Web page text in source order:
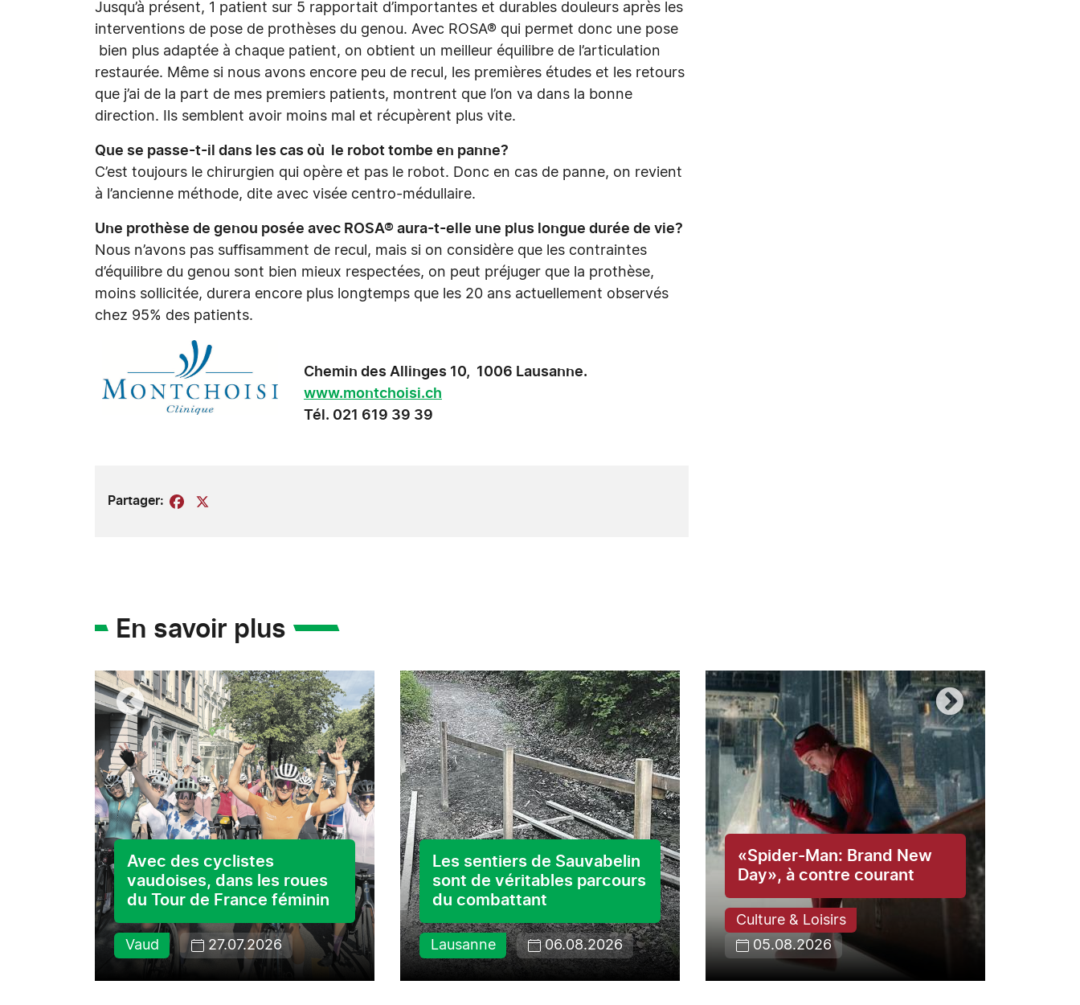
Jusqu’à présent, 1 patient sur 5 rapportait d’importantes et durables douleurs après les
interventions de pose de prothèses du genou. Avec ROSA® qui permet donc une pose
bien plus adaptée à chaque patient, on obtient un meilleur équilibre de l’articulation
restaurée. Même si nous avons encore peu de recul, les premières études et les retours
que j’ai de la part de mes premiers patients, montrent que l’on va dans la bonne
direction. Ils semblent avoir moins mal et récupèrent plus vite.
Que se passe-t-il dans les cas où le robot tombe en panne?
C’est toujours le chirurgien qui opère et pas le robot. Donc en cas de panne, on revient
à l’ancienne méthode, dite avec visée centro-médullaire.
Une prothèse de genou posée avec ROSA® aura-t-elle une plus longue durée de vie?
Nous n’avons pas suffisamment de recul, mais si on considère que les contraintes
d’équilibre du genou sont bien mieux respectées, on peut préjuger que la prothèse,
moins sollicitée, durera encore plus longtemps que les 20 ans actuellement observés
chez 95% des patients.
Chemin des Allinges 10, 1006 Lausanne.
www.montchoisi.ch
Tél. 021 619 39 39
Partager: Facebook
En savoir plus
Avec des cyclistes
vaudoises, dans les roues
du Tour de France féminin
Vaud 27.07.2026
Les sentiers de Sauvabelin
sont de véritables parcours
du combattant
Lausanne 06.08.2026
«Spider-Man: Brand New
Day», à contre courant
Culture & Loisirs
05.08.2026